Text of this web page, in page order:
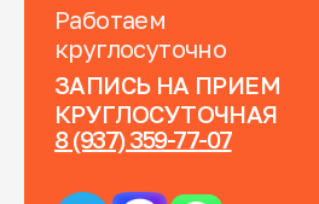
Работаем
круглосуточно
ЗАПИСЬ НА ПРИЕМ
КРУГЛОСУТОЧНАЯ
8 (937) 359-77-07